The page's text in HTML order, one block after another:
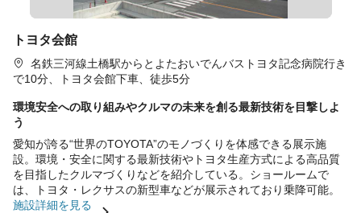
トヨタ会館
名鉄三河線土橋駅からとよたおいでんバストヨタ記念病院行き
で10分、トヨタ会館下車、徒歩5分
環境安全への取り組みやクルマの未来を創る最新技術を目撃しよ
う
愛知が誇る“世界のTOYOTA”のモノづくりを体感できる展示施
設。環境・安全に関する最新技術やトヨタ生産方式による高品質
を目指したクルマづくりなどを紹介している。ショールームで
は、トヨタ・レクサスの新型車などが展示されており乗降可能。
施設詳細を見る